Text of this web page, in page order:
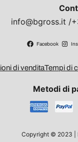
info@bgross.it /
Facebook
di venditaTempi di
Metodi di
Copyright © 2023 |